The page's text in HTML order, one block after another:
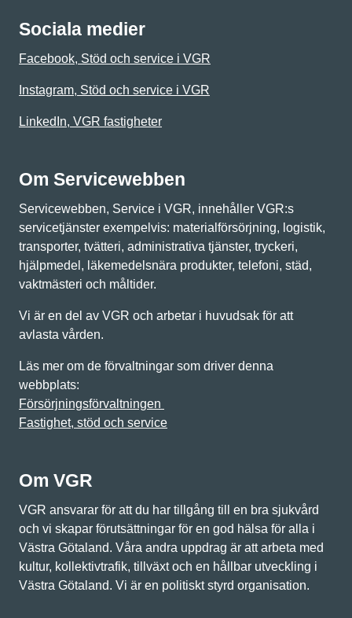
Sociala medier
Facebook, Stöd och service i VGR
Instagram, Stöd och service i VGR
LinkedIn, VGR fastigheter
Om Servicewebben
Servicewebben, Service i VGR, innehåller VGR:s
servicetjänster exempelvis: materialförsörjning, logistik,
transporter, tvätteri, administrativa tjänster, tryckeri,
hjälpmedel, läkemedelsnära produkter, telefoni, städ,
vaktmästeri och måltider.
Vi är en del av VGR och arbetar i huvudsak för att
avlasta vården.
Läs mer om de förvaltningar som driver denna
webbplats:
Försörjningsförvaltningen
Fastighet, stöd och service
Om VGR
VGR ansvarar för att du har tillgång till en bra sjukvård
och vi skapar förutsättningar för en god hälsa för alla i
Västra Götaland. Våra andra uppdrag är att arbeta med
kultur, kollektivtrafik, tillväxt och en hållbar utveckling i
Västra Götaland. Vi är en politiskt styrd organisation.